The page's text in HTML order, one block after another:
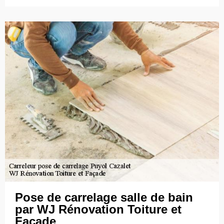
Pose de carrelage salle de bain
par WJ Rénovation Toiture et
Façade